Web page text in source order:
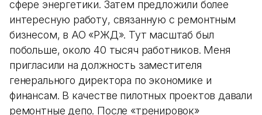
сфере энергетики. Затем предложили более
интересную работу, связанную с ремонтным
бизнесом, в АО «РЖД». Тут масштаб был
побольше, около 40 тысяч работников. Меня
пригласили на должность заместителя
генерального директора по экономике и
финансам. В качестве пилотных проектов давали
ремонтные депо. После «тренировок»